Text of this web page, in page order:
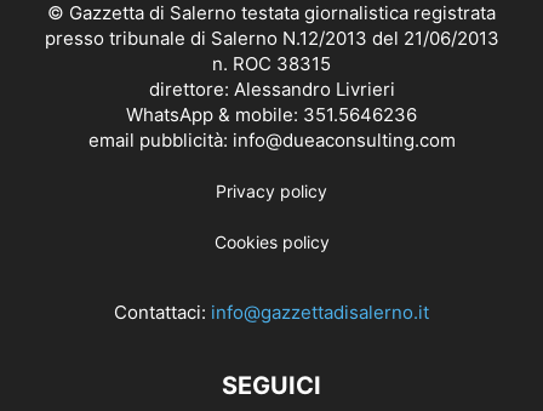
© Gazzetta di Salerno testata giornalistica registrata
presso tribunale di Salerno N.12/2013 del 21/06/2013
n. ROC 38315
direttore: Alessandro Livrieri
WhatsApp & mobile: 351.5646236
email pubblicità: info@dueaconsulting.com
Privacy policy
Cookies policy
Contattaci: info@gazzettadisalerno.it
SEGUICI